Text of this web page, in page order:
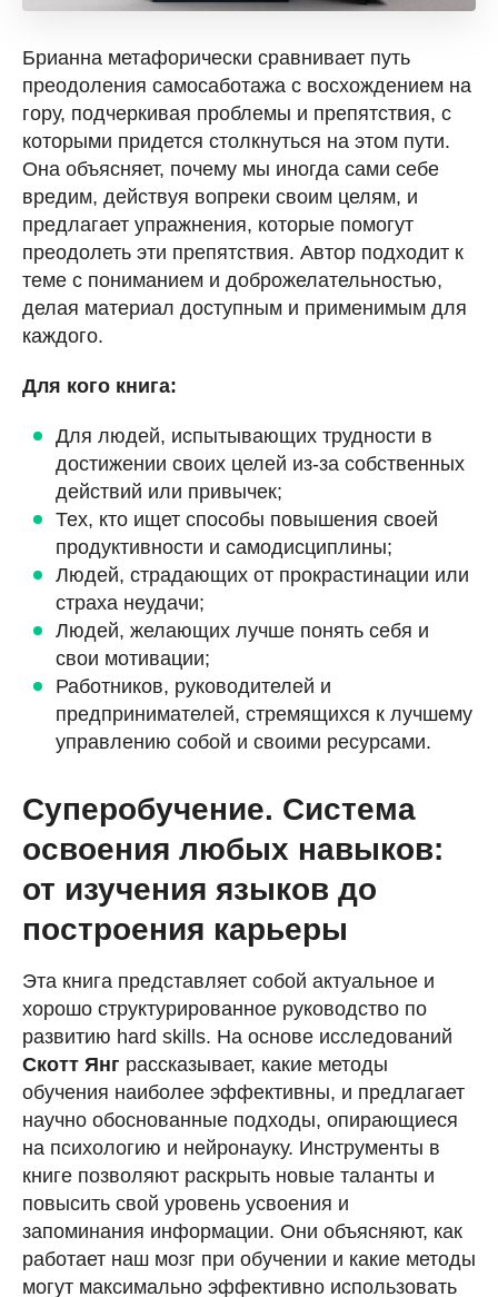
Брианна метафорически сравнивает путь
преодоления самосаботажа с восхождением на
гору, подчеркивая проблемы и препятствия, с
которыми придется столкнуться на этом пути.
Она объясняет, почему мы иногда сами себе
вредим, действуя вопреки своим целям, и
предлагает упражнения, которые помогут
преодолеть эти препятствия. Автор подходит к
теме с пониманием и доброжелательностью,
делая материал доступным и применимым для
каждого.
Для кого книга:
Для людей, испытывающих трудности в
достижении своих целей из-за собственных
действий или привычек;
Тех, кто ищет способы повышения своей
продуктивности и самодисциплины;
Людей, страдающих от прокрастинации или
страха неудачи;
Людей, желающих лучше понять себя и
свои мотивации;
Работников, руководителей и
предпринимателей, стремящихся к лучшему
управлению собой и своими ресурсами.
Суперобучение. Система
освоения любых навыков:
от изучения языков до
построения карьеры
Эта книга представляет собой актуальное и
хорошо структурированное руководство по
развитию hard skills. На основе исследований
Скотт Янг рассказывает, какие методы
обучения наиболее эффективны, и предлагает
научно обоснованные подходы, опирающиеся
на психологию и нейронауку. Инструменты в
книге позволяют раскрыть новые таланты и
повысить свой уровень усвоения и
запоминания информации. Они объясняют, как
работает наш мозг при обучении и какие методы
могут максимально эффективно использовать